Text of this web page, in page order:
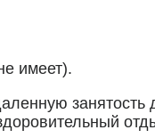
имеет).